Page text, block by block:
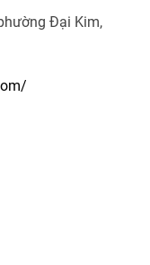
Đại Kim,